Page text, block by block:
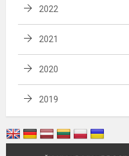
2022
2021
2020
2019